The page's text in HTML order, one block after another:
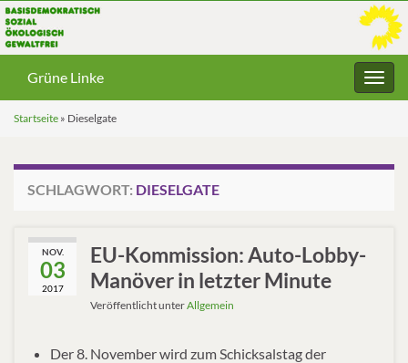
Grüne Linke
Startseite » Dieselgate
SCHLAGWORT: DIESELGATE
NOV.
03
2017
EU-Kommission: Auto-Lobby-
Manöver in letzter Minute
Veröffentlicht unterAllgemein
Der 8. November wird zum Schicksalstag der